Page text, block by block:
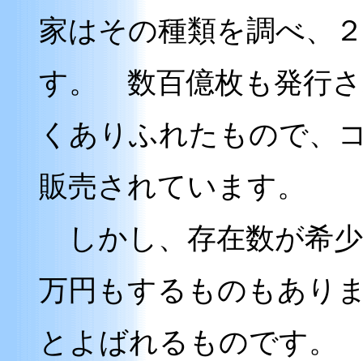
家はその種類を調べ、
す。 数百億枚も発行
くありふれたもので、
販売されています。
しかし、存在数が希
万円もするものもあり
とよばれるものです。